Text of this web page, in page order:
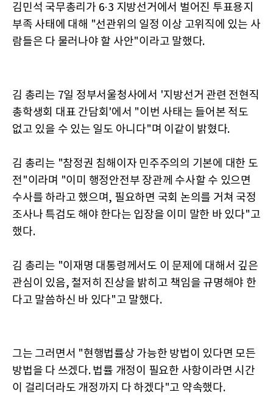
김민석 국무총리가 6·3 지방선거에서 벌어진 투표용지
부족 사태에 대해 "선관위의 일정 이상 고위직에 있는 사
람들은 다 물러나야 할 사안"이라고 말했다.
김 총리는 7일 정부서울청사에서 '지방선거 관련 전현직
총학생회 대표 간담회'에서 "이번 사태는 들어본 적도
없고 있을 수 있는 일도 아니다"며 이같이 밝혔다.
김 총리는 "참정권 침해이자 민주주의의 기본에 대한 도
전"이라며 "이미 행정안전부 장관께 수사할 수 있으면
수사를 하라고 했으며, 필요하면 국회 논의를 거쳐 국정
조사나 특검도 해야 한다는 입장을 이미 말한 바 있다"고
했다.
김 총리는 "이재명 대통령께서도 이 문제에 대해서 깊은
관심이 있음, 철저히 진상을 밝히고 책임을 규명해야 한
다고 말씀하신 바 있다"고 말했다.
그는 그러면서 "현행법률상 가능한 방법이 있다면 모든
방법을 다 쓰겠다. 법률 개정이 필요한 사항이라면 시간
이 걸리더라도 개정까지 다 하겠다"고 약속했다.